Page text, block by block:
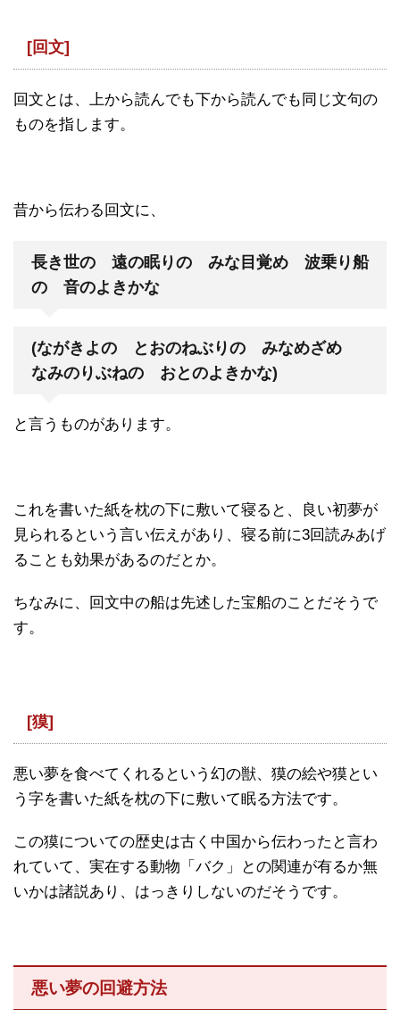
[回文]
回文とは、上から読んでも下から読んでも同じ文句の
ものを指します。
昔から伝わる回文に、
長き世の 遠の眠りの みな目覚め 波乗り船
の 音のよきかな
(ながきよの とおのねぶりの みなめざめ
なみのりぶねの おとのよきかな)
と言うものがあります。
これを書いた紙を枕の下に敷いて寝ると、良い初夢が
見られるという言い伝えがあり、寝る前に3回読みあげ
ることも効果があるのだとか。
ちなみに、回文中の船は先述した宝船のことだそうで
す。
[獏]
悪い夢を食べてくれるという幻の獣、獏の絵や獏とい
う字を書いた紙を枕の下に敷いて眠る方法です。
この獏についての歴史は古く中国から伝わったと言わ
れていて、実在する動物「バク」との関連が有るか無
いかは諸説あり、はっきりしないのだそうです。
悪い夢の回避方法